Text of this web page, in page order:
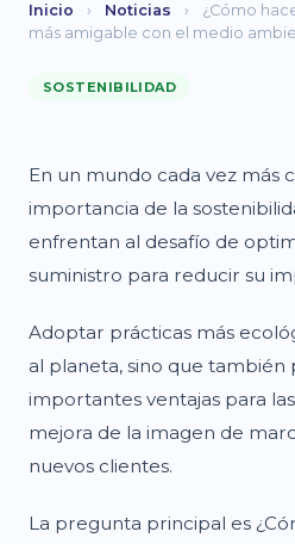
Inicio › Noticias ›
¿Cómo
más amigable con el medio
SOSTENIBILIDAD
En un mundo cada vez más
importancia de la
enfrentan al desafío de
suministro para reducir su
Adoptar prácticas más
al planeta, sino que también
importantes ventajas para
mejora de la imagen de
nuevos clientes.
La pregunta principal es